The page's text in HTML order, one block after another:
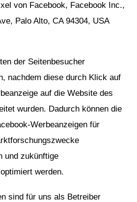
von Facebook, Facebook Inc.,
Palo Alto, CA 94304, USA
der Seitenbesucher
nachdem diese durch Klick auf
auf die Website des
wurden. Dadurch können die
Werbeanzeigen für
und zukünftige
werden.
sind für uns als Betreiber